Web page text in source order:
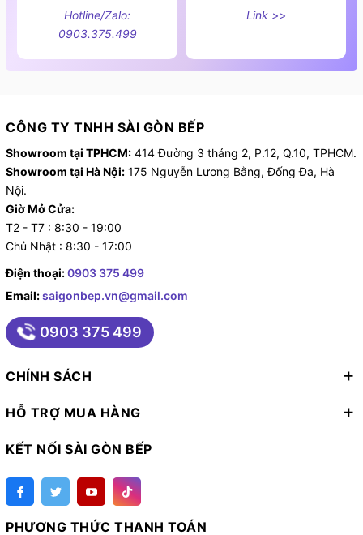
Hotline/Zalo:
0903.375.499
Link >>
CÔNG TY TNHH SÀI GÒN BẾP
Showroom tại TPHCM: 414 Đường 3 tháng 2, P.12, Q.10, TPHCM.
Showroom tại Hà Nội: 175 Nguyễn Lương Bằng, Đống Đa, Hà
Nội.
Giờ Mở Cửa:
T2 - T7 : 8:30 - 19:00
Chủ Nhật : 8:30 - 17:00
Điện thoại:0903 375 499
Email:saigonbep.vn@gmail.com
0903 375 499
CHÍNH SÁCH
HỖ TRỢ MUA HÀNG
KẾT NỐI SÀI GÒN BẾP
PHƯƠNG THỨC THANH TOÁN